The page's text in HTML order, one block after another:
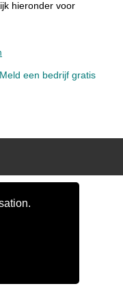
hieronder voor
Meld een bedrijf gratis